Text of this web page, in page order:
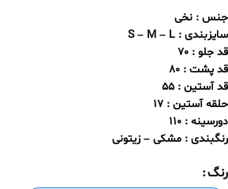
جنس : نخی
سایزبندی : S – M – L
قد جلو : 70
قد پشت : 80
قد آستین : 55
حلقه آستین : 17
دورسینه : 110
رنگبندی : مشکی – زیتونی
رنگ